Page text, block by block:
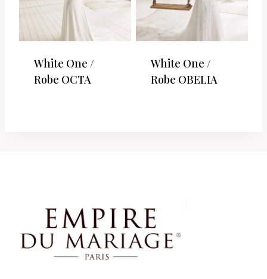
White One /
Robe OCTA
White One /
Robe OBELIA